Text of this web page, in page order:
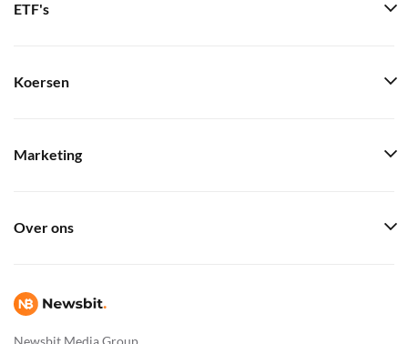
Newsbit Media Group
ETF's
Koersen
Marketing
Over ons